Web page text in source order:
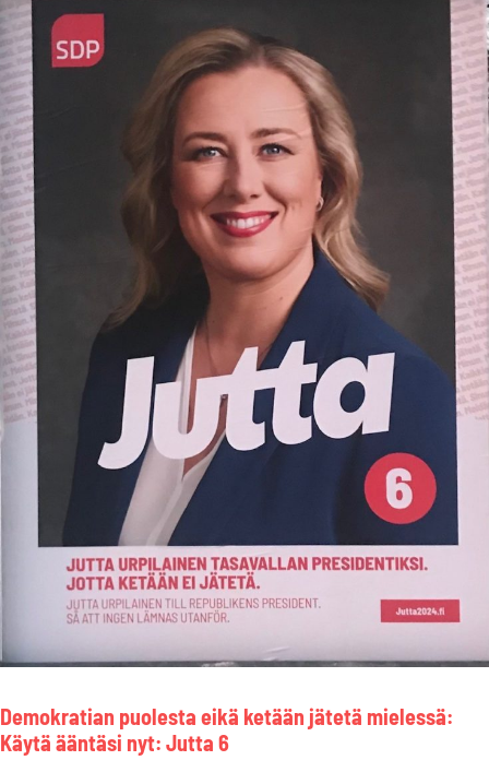
Demokratian puolesta eikä ketään jätetä mielessä:
Käytä ääntäsi nyt: Jutta 6